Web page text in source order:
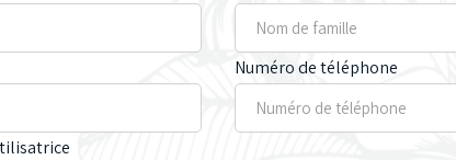
Numéro de téléphone